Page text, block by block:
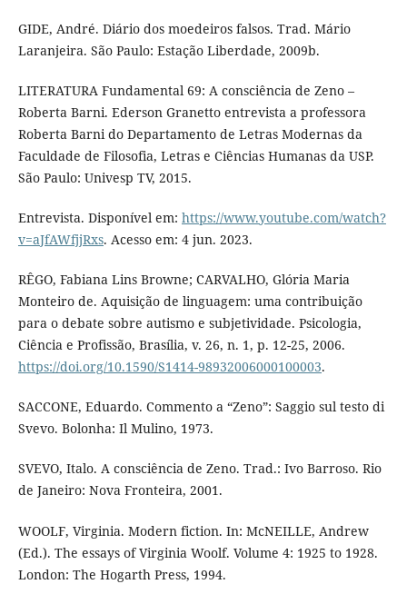
GIDE, André. Diário dos moedeiros falsos. Trad. Mário
Laranjeira. São Paulo: Estação Liberdade, 2009b.
LITERATURA Fundamental 69: A consciência de Zeno –
Roberta Barni. Ederson Granetto entrevista a professora
Roberta Barni do Departamento de Letras Modernas da
Faculdade de Filosofia, Letras e Ciências Humanas da USP.
São Paulo: Univesp TV, 2015.
Entrevista. Disponível em: https://www.youtube.com/watch?
v=aJfAWfjjRxs. Acesso em: 4 jun. 2023.
RÊGO, Fabiana Lins Browne; CARVALHO, Glória Maria
Monteiro de. Aquisição de linguagem: uma contribuição
para o debate sobre autismo e subjetividade. Psicologia,
Ciência e Profissão, Brasília, v. 26, n. 1, p. 12-25, 2006.
https://doi.org/10.1590/S1414-98932006000100003.
SACCONE, Eduardo. Commento a “Zeno”: Saggio sul testo di
Svevo. Bolonha: Il Mulino, 1973.
SVEVO, Italo. A consciência de Zeno. Trad.: Ivo Barroso. Rio
de Janeiro: Nova Fronteira, 2001.
WOOLF, Virginia. Modern fiction. In: McNEILLE, Andrew
(Ed.). The essays of Virginia Woolf. Volume 4: 1925 to 1928.
London: The Hogarth Press, 1994.